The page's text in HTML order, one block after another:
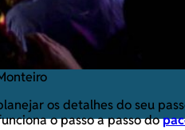
os detalhes do seu
o passo a passo do